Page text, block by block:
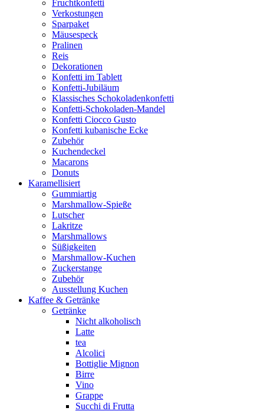
Fruchtkonfetti
Verkostungen
Sparpaket
Mäusespeck
Pralinen
Reis
Dekorationen
Konfetti im Tablett
Konfetti-Jubiläum
Klassisches Schokoladenkonfetti
Konfetti-Schokoladen-Mandel
Konfetti Ciocco Gusto
Konfetti kubanische Ecke
Zubehör
Kuchendeckel
Macarons
Donuts
Karamellisiert
Gummiartig
Marshmallow-Spieße
Lutscher
Lakritze
Marshmallows
Süßigkeiten
Marshmallow-Kuchen
Zuckerstange
Zubehör
Ausstellung Kuchen
Kaffee & Getränke
Getränke
Nicht alkoholisch
Latte
tea
Alcolici
Bottiglie Mignon
Birre
Vino
Grappe
Succhi di Frutta